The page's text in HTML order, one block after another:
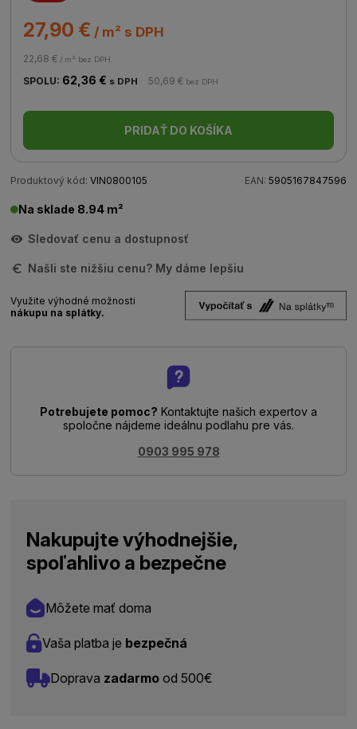
27,90 € / m² s DPH
22,68 € / m² bez DPH
SPOLU: 62,36 € s DPH 50,69 € bez DPH
PRIDAŤ DO KOŠÍKA
Produktový kód: VIN0800105 EAN: 5905167847596
Na sklade 8.94 m²
Sledovať cenu a dostupnosť
Našli ste nižšiu cenu? My dáme lepšiu
Využite výhodné možnosti
nákupu na splátky.
Potrebujete pomoc? Kontaktujte našich expertov a
spoločne nájdeme ideálnu podlahu pre vás.
0903 995 978
Nakupujte výhodnejšie,
spoľahlivo a bezpečne
Môžete mať doma
Vaša platba je bezpečná
Doprava zadarmo od 500€